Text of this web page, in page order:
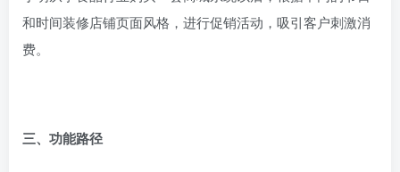
和时间装修店铺页面风格，进行促销活动，吸引客户刺激消
费。
三、功能路径